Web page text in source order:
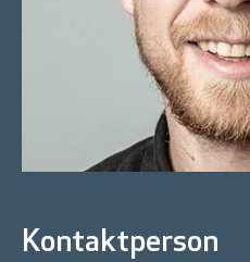
Kontaktperson